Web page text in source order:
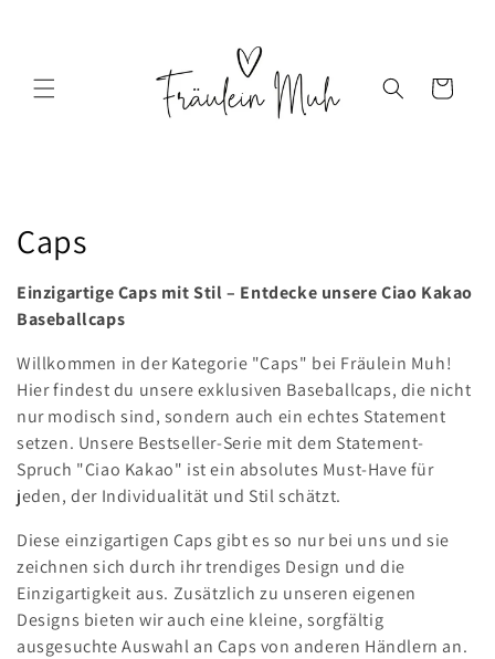
Warenkorb
K
a
t
e
g
o
r
i
e
:
Caps
Einzigartige Caps mit Stil – Entdecke unsere Ciao Kakao
Baseballcaps
Willkommen in der Kategorie "Caps" bei Fräulein Muh!
Hier findest du unsere exklusiven Baseballcaps, die nicht
nur modisch sind, sondern auch ein echtes Statement
setzen. Unsere Bestseller-Serie mit dem Statement-
Spruch "Ciao Kakao" ist ein absolutes Must-Have für
jeden, der Individualität und Stil schätzt.
Diese einzigartigen Caps gibt es so nur bei uns und sie
zeichnen sich durch ihr trendiges Design und die
Einzigartigkeit aus. Zusätzlich zu unseren eigenen
Designs bieten wir auch eine kleine, sorgfältig
ausgesuchte Auswahl an Caps von anderen Händlern an.